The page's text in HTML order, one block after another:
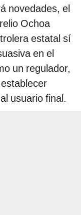
novedades, el
Ochoa
estatal sí
en el
un regulador,
usuario final.